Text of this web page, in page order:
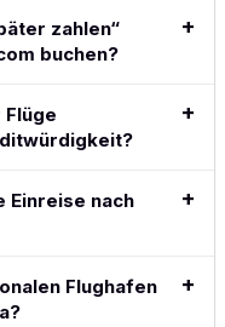
crypto in
this space.
Simple,
easy and
exactly
what I want
Vollständige
zahlen“
buchen?
Flüge
Einreise nach
Flughafen